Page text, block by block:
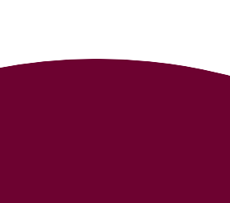
und kopieren Sie sie direkt in Ihre
daraus ein Vorstellungsgespräch.
so attraktiv ist, dass man nicht anders